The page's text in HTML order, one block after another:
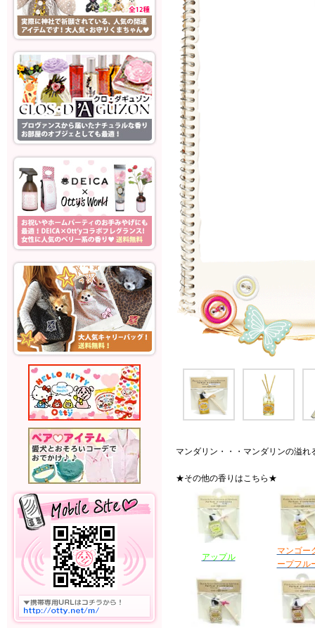
マンダリン・・・マンダリンの溢れ
★その他の香りはこちら★
アップル
マンゴー
ープフル